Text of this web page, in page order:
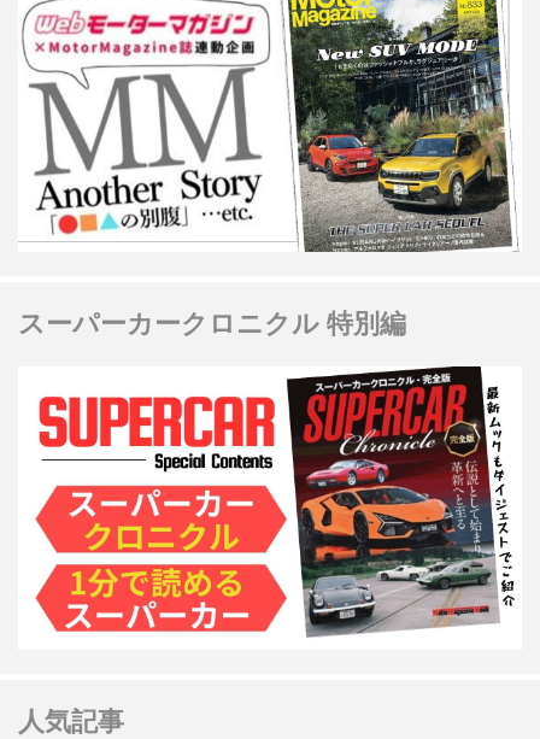
スーパーカークロニクル 特別編
人気記事